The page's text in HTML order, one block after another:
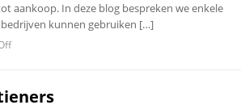
aankoop. In deze blog bespreken we enkele
kunnen gebruiken […]